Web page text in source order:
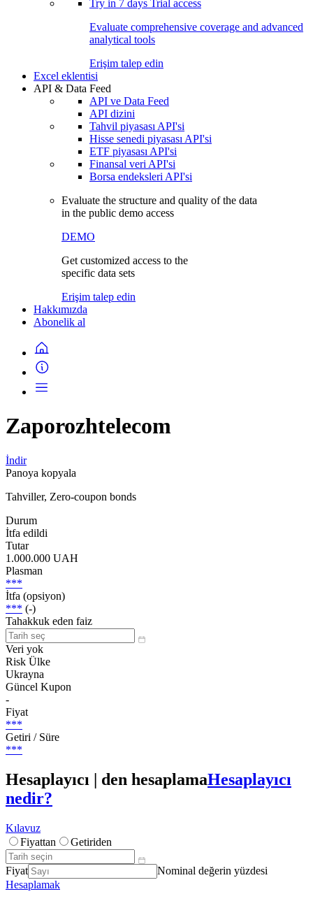
Try in 7 days Trial access
Evaluate comprehensive coverage and advanced
analytical tools
Erişim talep edin
Excel eklentisi
API & Data Feed
API ve Data Feed
API dizini
Tahvil piyasası API'si
Hisse senedi piyasası API'si
ETF piyasası API'si
Finansal veri API'si
Borsa endeksleri API'si
Evaluate the structure and quality of the data
in the public demo access
DEMO
Get customized access to the
specific data sets
Erişim talep edin
Hakkımızda
Abonelik al
Zaporozhtelecom
İndir
Panoya kopyala
Tahviller, Zero-coupon bonds
Durum
İtfa edildi
Tutar
1.000.000 UAH
Plasman
***
İtfa (opsiyon)
*** (-)
Tahakkuk eden faiz
Veri yok
Risk Ülke
Ukrayna
Güncel Kupon
-
Fiyat
***
Getiri / Süre
***
Hesaplayıcı | den hesaplamaHesaplayıcı
nedir?
Kılavuz
Fiyattan
Getiriden
Fiyat
Nominal değerin yüzdesi
Hesaplamak